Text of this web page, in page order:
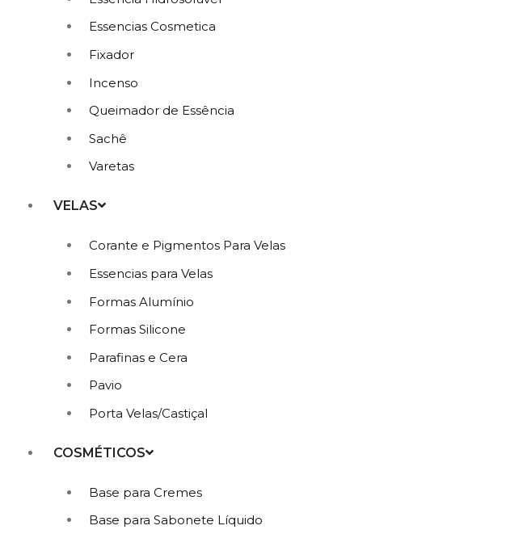
Essencias Cosmetica
Fixador
Incenso
Queimador de Essência
Sachê
Varetas
VELAS
Corante e Pigmentos Para Velas
Essencias para Velas
Formas Alumínio
Formas Silicone
Parafinas e Cera
Pavio
Porta Velas/Castiçal
COSMÉTICOS
Base para Cremes
Base para Sabonete Líquido